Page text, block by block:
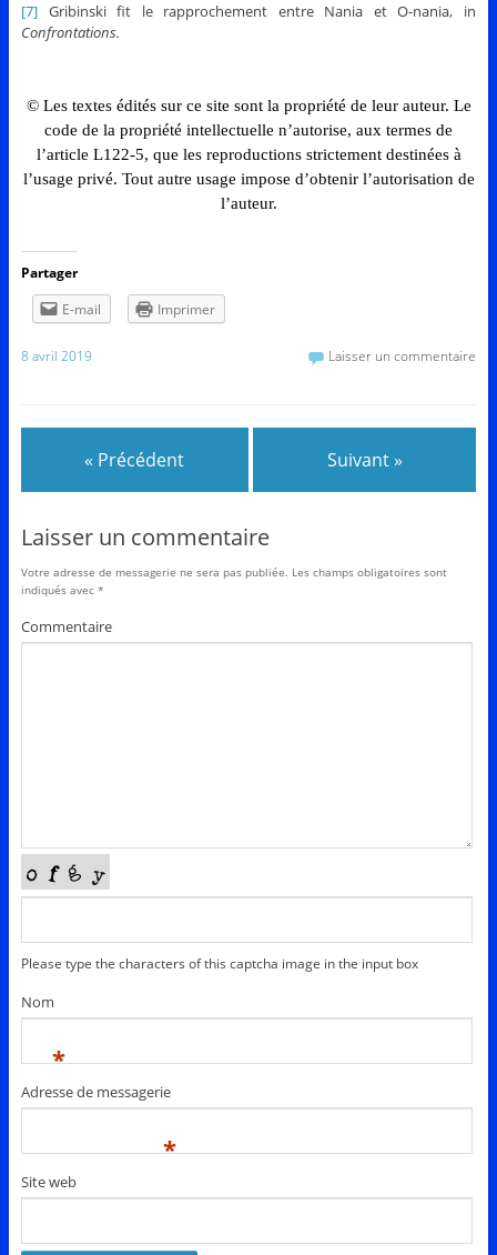
[7]Gribinski fit le rapprochement entre Nania et O-nania, in
Confrontations.
© Les textes édités sur ce site sont la propriété de leur auteur. Le
code de la propriété intellectuelle n’autorise, aux termes de
l’article L122-5, que les reproductions strictement destinées à
l’usage privé. Tout autre usage impose d’obtenir l’autorisation de
l’auteur.
Partager
E-mail
Imprimer
8 avril 2019 Laisser un commentaire
« Précédent Suivant »
Laisser un commentaire
Votre adresse de messagerie ne sera pas publiée. Les champs obligatoires sont
indiqués avec *
Commentaire
Please type the characters of this captcha image in the input box
Nom
*
Adresse de messagerie
*
Site web